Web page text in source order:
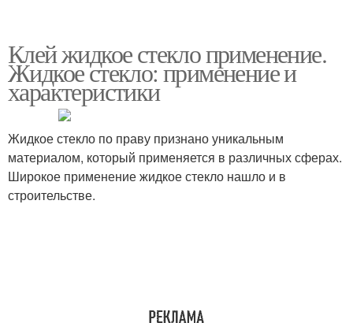
Клей жидкое стекло применение.
Жидкое стекло: применение и
характеристики
Жидкое стекло по праву признано уникальным
материалом, который применяется в различных сферах.
Широкое применение жидкое стекло нашло и в
строительстве.